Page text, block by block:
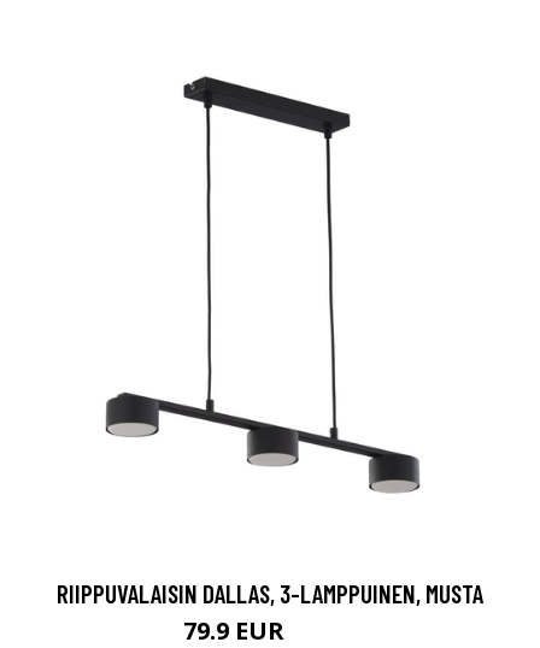
RIIPPUVALAISIN DALLAS, 3-LAMPPUINEN, MUSTA
79.9 EUR